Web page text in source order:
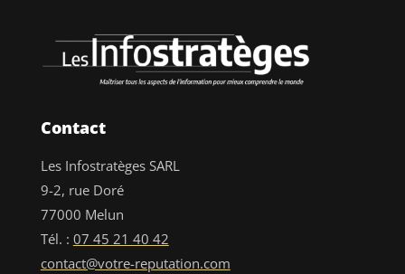
Contact
Les Infostratèges SARL
9-2, rue Doré
77000 Melun
Tél. : 07 45 21 40 42
contact@votre-reputation.com